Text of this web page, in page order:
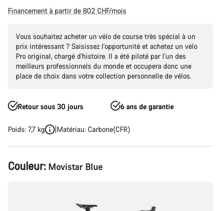
d’origine
Financement à partir de 802 CHF/mois
Vous souhaitez acheter un vélo de course très spécial à un
prix intéressant ? Saisissez l'opportunité et achetez un vélo
Pro original, chargé d'histoire. Il a été piloté par l'un des
meilleurs professionnels du monde et occupera donc une
place de choix dans votre collection personnelle de vélos.
Retour sous 30 jours 6 ans de garantie
Poids: 7,7 kg Matériau: Carbone(CFR)
Configuration
du
Couleur: Movistar Blue